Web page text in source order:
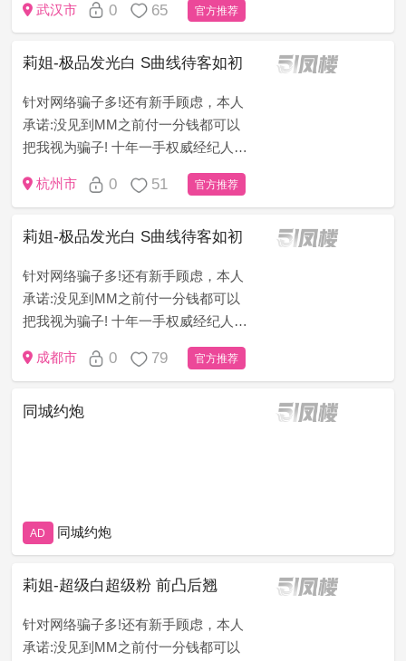
只做无套路，无定金，无押金，无办
武汉市 0 65 官方推荐
莉姐-极品发光白 S曲线待客如初
针对网络骗子多!还有新手顾虑，本人
承诺:没见到MM之前付一分钱都可以
把我视为骗子! 十年一手权威经纪人
（老司机秒懂）为了打消客户顾虑，
只做无套路，无定金，无押金，无办
杭州市 0 51 官方推荐
莉姐-极品发光白 S曲线待客如初
针对网络骗子多!还有新手顾虑，本人
承诺:没见到MM之前付一分钱都可以
把我视为骗子! 十年一手权威经纪人
（老司机秒懂）为了打消客户顾虑，
只做无套路，无定金，无押金，无办
成都市 0 79 官方推荐
同城约炮
AD 同城约炮
莉姐-超级白超级粉 前凸后翘
针对网络骗子多!还有新手顾虑，本人
承诺:没见到MM之前付一分钱都可以